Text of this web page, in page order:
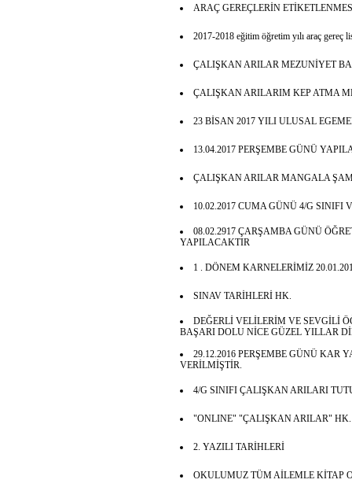
ARAÇ GEREÇLERİN
2017-2018 eğitim öğretim yılı araç gereç
ÇALIŞKAN ARILAR MEZUNİYET
ÇALIŞKAN ARILARIM KEP ATMA
23 BİSAN 2017 YILI ULUSAL
13.04.2017 PERŞEMBE GÜNÜ
ÇALIŞKAN ARILAR MANGALA
10.02.2017 CUMA GÜNÜ 4/G
08.02.2917 ÇARŞAMBA GÜNÜ
YAPILACAKTIR
1 . DÖNEM KARNELERİMİZ
SINAV TARİHLERİ HK.
DEĞERLİ VELİLERİM VE SEVGİLİ
BAŞARI DOLU NİCE GÜZEL YILLAR
29.12.2016 PERŞEMBE GÜNÜ KAR
VERİLMİŞTİR.
4/G SINIFI ÇALIŞKAN ARILARI
"ONLINE" "ÇALIŞKAN ARILAR" HK.
2. YAZILI TARİHLERİ
OKULUMUZ TÜM AİLEMLE KİTAP